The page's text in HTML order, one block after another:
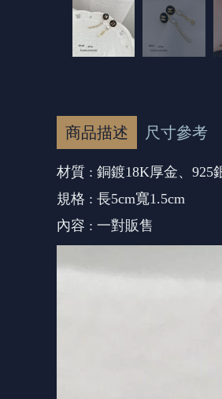
商品描述 尺寸參考
材質 : 銅鍍18K厚金、925
規格 : 長5cm寬1.5cm
內容 : 一對販售